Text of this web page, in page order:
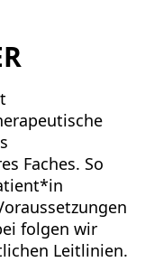
Faches. So
folgen wir
Leitlinien.